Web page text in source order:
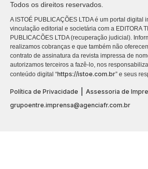
Todos os direitos reservados.
A ISTOÉ PUBLICAÇÕES LTDA é um portal digital
vinculação editorial e societária com a EDITORA
PUBLICACÕES LTDA (recuperação judicial).
realizamos cobranças e que também não
contrato de assinatura da revista impressa de
autorizamos terceiros a fazê-lo, nos
conteúdo digital “https://istoe.com.br” e seus
Política de Privacidade
Assessoria de
grupoentre.imprensa@agenciafr.com.br